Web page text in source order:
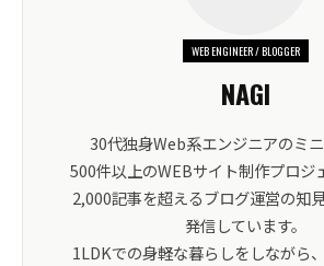
WEB ENGINEER / BLOGGER
NAGI
30代独身Web系エンジニアのミニ
500件以上のWEBサイト制作プロジ
2,000記事を超えるブログ運営の知
発信しています。
1LDKでの身軽な暮らしをしながら